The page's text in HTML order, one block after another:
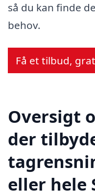
så du kan finde
behov.
Få et tilbud,
Oversigt
der
eller hele